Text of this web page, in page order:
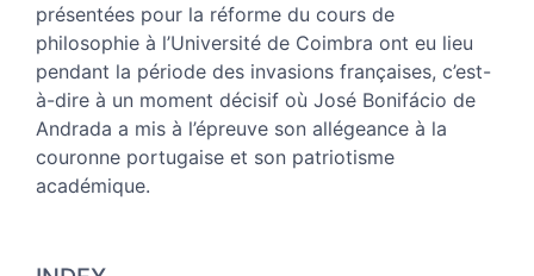
présentées pour la réforme du cours de
philosophie à l’Université de Coimbra ont eu lieu
pendant la période des invasions françaises, c’est-
à-dire à un moment décisif où José Bonifácio de
Andrada a mis à l’épreuve son allégeance à la
couronne portugaise et son patriotisme
académique.